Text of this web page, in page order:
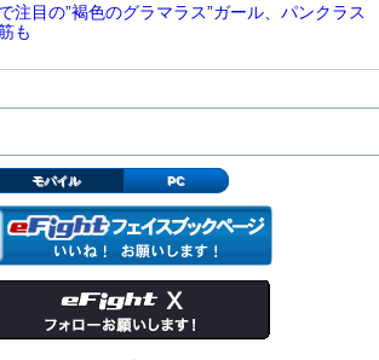
注目の”褐色のグラマラス”ガール、パンクラス
も
モバイル PC